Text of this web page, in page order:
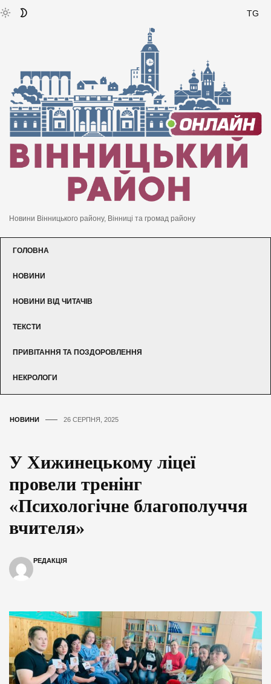
TG
Новини Вінницького району, Вінниці та громад району
ГОЛОВНА
НОВИНИ
НОВИНИ ВІД ЧИТАЧІВ
ТЕКСТИ
ПРИВІТАННЯ ТА ПОЗДОРОВЛЕННЯ
НЕКРОЛОГИ
НОВИНИ 26 СЕРПНЯ, 2025
У Хижинецькому ліцеї
провели тренінг
«Психологічне благополуччя
вчителя»
РЕДАКЦІЯ